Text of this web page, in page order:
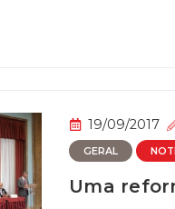
19/09/2017
GERAL
Uma